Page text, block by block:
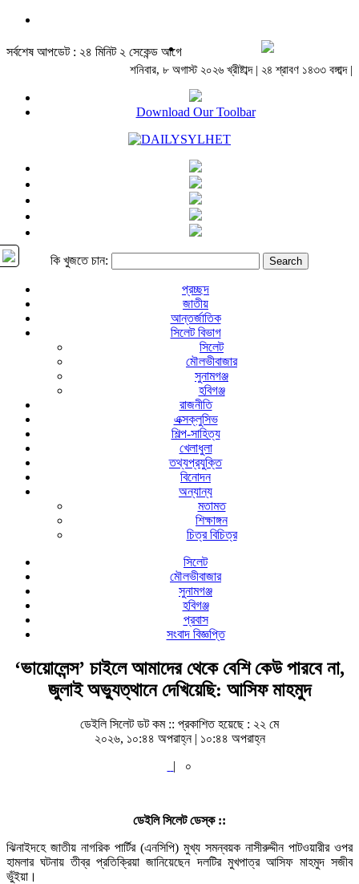
সর্বশেষ আপডেট : ২৪ মিনিট ২ সেকেন্ড আগে
শনিবার, ৮ অগাস্ট ২০২৬ খ্রীষ্টাব্দ | ২৪ শ্রাবণ ১৪৩৩ বঙ্গাব্দ |
Download Our Toolbar
কি খুজতে চান:
প্রচ্ছদ
জাতীয়
আন্তর্জাতিক
সিলেট বিভাগ
সিলেট
মৌলভীবাজার
সুনামগঞ্জ
হবিগঞ্জ
রাজনীতি
এক্সক্লুসিভ
শিল্প-সাহিত্য
খেলাধুলা
তথ্যপ্রযুক্তি
বিনোদন
অন্যান্য
মতামত
শিক্ষাঙ্গন
চিত্র বিচিত্র
সিলেট
মৌলভীবাজার
সুনামগঞ্জ
হবিগঞ্জ
প্রবাস
সংবাদ বিজ্ঞপ্তি
‘ভায়োলেন্স’ চাইলে আমাদের থেকে বেশি কেউ পারবে না,
জুলাই অভ্যুত্থানে দেখিয়েছি: আসিফ মাহমুদ
ডেইলি সিলেট ডট কম :: প্রকাশিত হয়েছে : ২২ মে
২০২৬, ১০:৪৪ অপরাহ্ন | ১০:৪৪ অপরাহ্ন
|
০
ডেইলি সিলেট ডেস্ক ::
ঝিনাইদহে জাতীয় নাগরিক পার্টির (এনসিপি) মুখ্য সমন্বয়ক নাসীরুদ্দীন পাটওয়ারীর ওপর
হামলার ঘটনায় তীব্র প্রতিক্রিয়া জানিয়েছেন দলটির মুখপাত্র আসিফ মাহমুদ সজীব
ভুঁইয়া।